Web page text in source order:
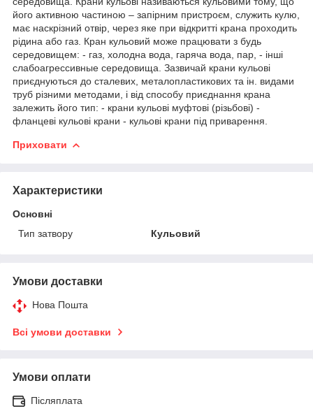
його активною частиною – запірним пристроєм, служить кулю,
має наскрізний отвір, через яке при відкритті крана проходить
рідина або газ. Кран кульовий може працювати з будь
середовищем: - газ, холодна вода, гаряча вода, пар, - інші
слабоагрессивные середовища. Зазвичай крани кульові
приєднуються до сталевих, металопластикових та ін. видами
труб різними методами, і від способу приєднання крана
залежить його тип: - крани кульові муфтові (різьбові) -
фланцеві кульові крани - кульові крани під приварення.
Приховати
Характеристики
Основні
Тип затвору
Кульовий
Умови доставки
Нова Пошта
Всі умови доставки
Умови оплати
Післяплата